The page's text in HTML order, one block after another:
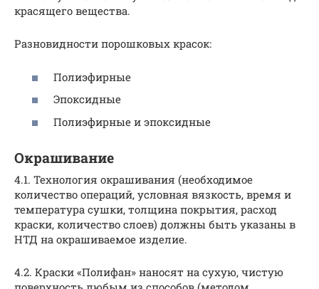
красящего вещества.
Разновидности порошковых красок:
Полиэфирные
Эпоксидные
Полиэфирные и эпоксидные
Окрашивание
4.1. Технология окрашивания (необходимое
количество операций, условная вязкость, время и
температура сушки, толщина покрытия, расход
краски, количество слоев) должны быть указаны в
НТД на окрашиваемое изделие.
4.2. Краски «Полифан» наносят на сухую, чистую